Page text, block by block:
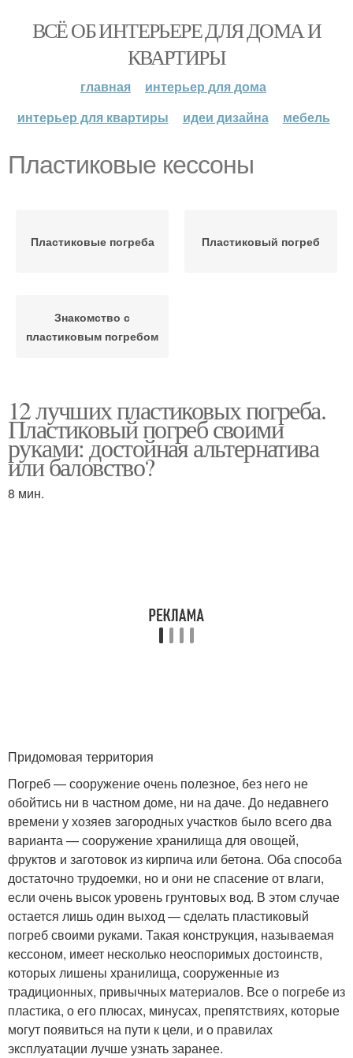
ВСЁ ОБ ИНТЕРЬЕРЕ ДЛЯ ДОМА И
КВАРТИРЫ
главная
интерьер для дома
интерьер для квартиры
идеи дизайна мебель
Пластиковые кессоны
Пластиковые погреба Пластиковый погреб
Знакомство с
пластиковым погребом
12 лучших пластиковых погреба.
Пластиковый погреб своими
руками: достойная альтернатива
или баловство?
8 мин.
Придомовая территория
Погреб — сооружение очень полезное, без него не
обойтись ни в частном доме, ни на даче. До недавнего
времени у хозяев загородных участков было всего два
варианта — сооружение хранилища для овощей,
фруктов и заготовок из кирпича или бетона. Оба способа
достаточно трудоемки, но и они не спасение от влаги,
если очень высок уровень грунтовых вод. В этом случае
остается лишь один выход — сделать пластиковый
погреб своими руками. Такая конструкция, называемая
кессоном, имеет несколько неоспоримых достоинств,
которых лишены хранилища, сооруженные из
традиционных, привычных материалов. Все о погребе из
пластика, о его плюсах, минусах, препятствиях, которые
могут появиться на пути к цели, и о правилах
эксплуатации лучше узнать заранее.